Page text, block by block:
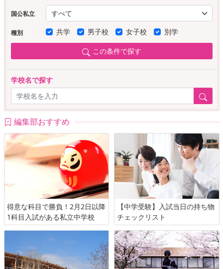
国公私立
種別 共学 男子校 女子校 別学
この条件で探す
学校名で探す
編集部おすすめ
得意な科目で勝負！2月2日以降
1科目入試がある私立中学校
【中学受験】入試当日の持ち物
チェックリスト